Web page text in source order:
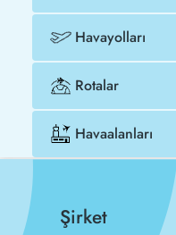
Havayolları
Rotalar
Havaalanları
Şirket